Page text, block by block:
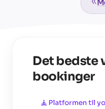
Det bedste
bookinger
🧘 Platformen til